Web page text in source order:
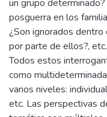
un grupo
posguerra en los
¿Son ignorados
por parte de ellos?, etc.
Todos estos
como
varios niveles:
etc. Las perspectivas